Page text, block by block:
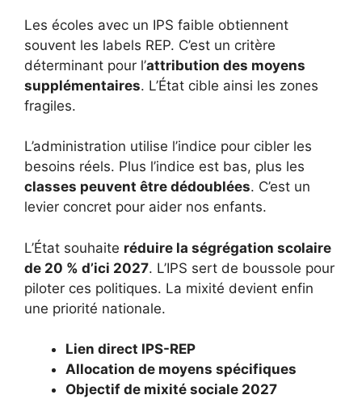
Les écoles avec un IPS faible obtiennent
souvent les labels REP. C’est un critère
déterminant pour l’attribution des moyens
supplémentaires. L’État cible ainsi les zones
fragiles.
L’administration utilise l’indice pour cibler les
besoins réels. Plus l’indice est bas, plus les
classes peuvent être dédoublées. C’est un
levier concret pour aider nos enfants.
L’État souhaite réduire la ségrégation scolaire
de 20 % d’ici 2027. L’IPS sert de boussole pour
piloter ces politiques. La mixité devient enfin
une priorité nationale.
Lien direct IPS-REP
Allocation de moyens spécifiques
Objectif de mixité sociale 2027